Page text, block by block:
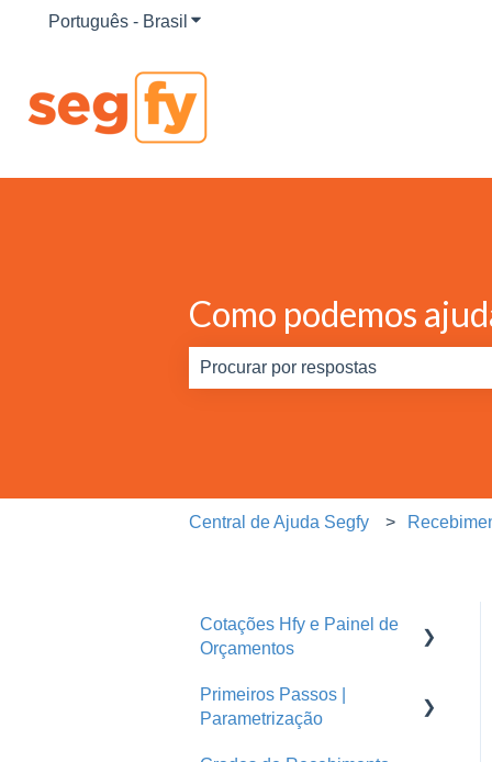
Português - Brasil Mostrar submenu para traduções
Como podemos
Central de Ajuda Segfy
Cotações Hfy e Painel de
Orçamentos
Orçamentos
Primeiros Passos |
Parametrização